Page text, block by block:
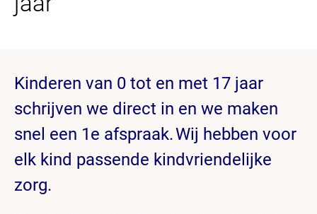
Kinderen van 0 tot en met 17 jaar
schrijven we direct in en we maken
snel een 1e afspraak. Wij hebben voor
elk kind passende kindvriendelijke
zorg.